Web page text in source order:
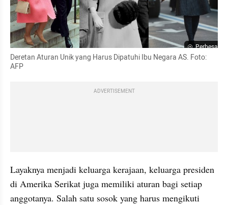
Perbesar
Deretan Aturan Unik yang Harus Dipatuhi Ibu Negara AS. Foto:
AFP
ADVERTISEMENT
Layaknya menjadi keluarga kerajaan, keluarga presiden
di Amerika Serikat juga memiliki aturan bagi setiap
anggotanya. Salah satu sosok yang harus mengikuti